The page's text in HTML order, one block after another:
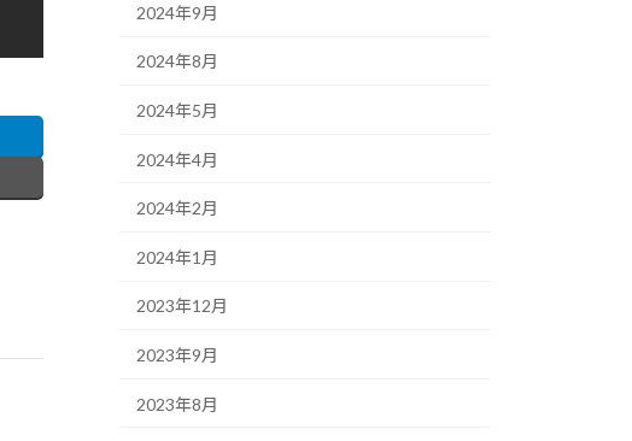
2024年9月
2024年8月
2024年5月
2024年4月
2024年2月
2024年1月
2023年12月
2023年9月
2023年8月